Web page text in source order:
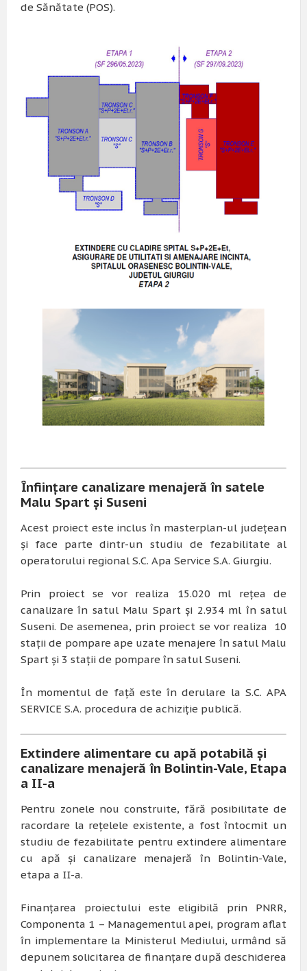
de Sănătate (POS).
Înființare canalizare menajeră în satele
Malu Spart și Suseni
Acest proiect este inclus în masterplan-ul județean
și face parte dintr-un studiu de fezabilitate al
operatorului regional S.C. Apa Service S.A. Giurgiu.
Prin proiect se vor realiza 15.020 ml rețea de
canalizare în satul Malu Spart și 2.934 ml în satul
Suseni. De asemenea, prin proiect se vor realiza 10
stații de pompare ape uzate menajere în satul Malu
Spart și 3 stații de pompare în satul Suseni.
În momentul de față este în derulare la S.C. APA
SERVICE S.A. procedura de achiziție publică.
Extindere alimentare cu apă potabilă și
canalizare menajeră în Bolintin-Vale, Etapa
a II-a
Pentru zonele nou construite, fără posibilitate de
racordare la rețelele existente, a fost întocmit un
studiu de fezabilitate pentru extindere alimentare
cu apă și canalizare menajeră în Bolintin-Vale,
etapa a II-a.
Finanțarea proiectului este eligibilă prin PNRR,
Componenta 1 – Managementul apei, program aflat
în implementare la Ministerul Mediului, urmând să
depunem solicitarea de finanțare după deschiderea